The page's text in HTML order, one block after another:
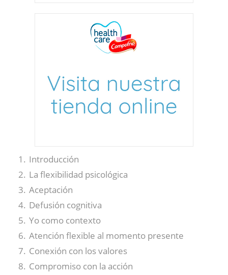
Introducción
La flexibilidad psicológica
Aceptación
Defusión cognitiva
Yo como contexto
Atención flexible al momento presente
Conexión con los valores
Compromiso con la acción